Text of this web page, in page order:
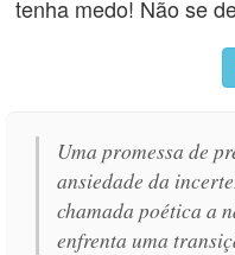
tenha medo! Não se
Uma promessa de
ansiedade da
chamada poética a
enfrenta uma